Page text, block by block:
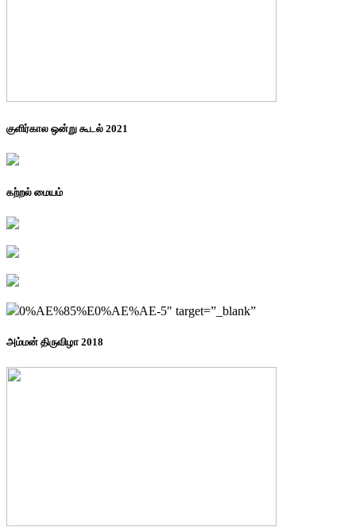
குளிர்கால ஒன்று கூடல் 2021
கற்றல் மையம்
0%AE%85%E0%AE%AE-5″ target=”_blank”
அம்மன் திருவிழா 2018